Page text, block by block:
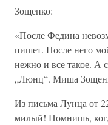
Зощенко:
«После Федина
пишет. После него
нежно и все такое. А
„Люнц“. Миша
Из письма Лунца от
милый! Помнишь,